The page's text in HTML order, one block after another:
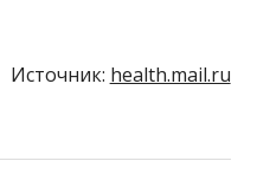
Источник: health.mail.ru